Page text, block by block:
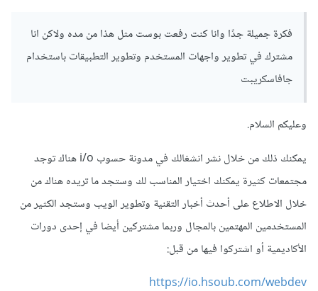
فكرة جميلة جدًا وانا كنت رفعت بوست مثل هذا من مده ولاكن انا
مشترك في تطوير واجهات المستخدم وتطوير التطبيقات باستخدام
جافاسكريبت
وعليكم السلام.
يمكنك ذلك من خلال نشر انشغالك في مدونة حسوب i/o هناك توجد
مجتمعات كثيرة يمكنك اختيار المناسب لك وستجد ما تريده هناك من
خلال الاطلاع على أحدث أخبار التقنية وتطوير الويب وستجد الكثير من
المستخدمين المهتمين بالمجال وربما مشتركين أيضا في إحدى دورات
الأكاديمية أو اشتركوا فيها من قبل:
https://io.hsoub.com/webdev